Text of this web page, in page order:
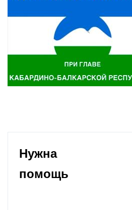
Нужна
помощь